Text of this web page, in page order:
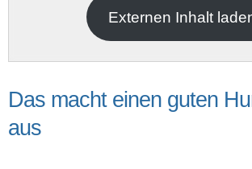
Externen Inhalt
Das macht einen guten
aus